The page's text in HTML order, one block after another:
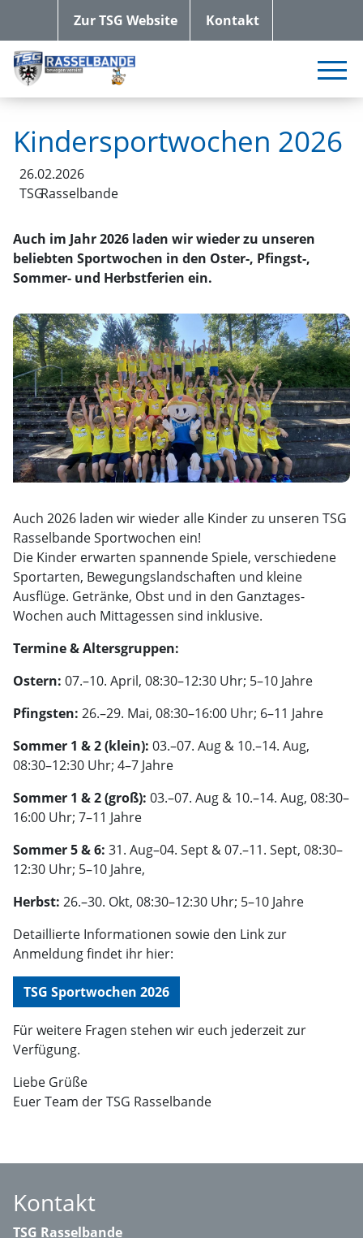
Zur TSG Website Kontakt
Kindersportwochen 2026
26.02.2026
TSGRasselbande
Auch im Jahr 2026 laden wir wieder zu unseren
beliebten Sportwochen in den Oster-, Pfingst-,
Sommer- und Herbstferien ein.
Auch 2026 laden wir wieder alle Kinder zu unseren TSG
Rasselbande Sportwochen ein!
Die Kinder erwarten spannende Spiele, verschiedene
Sportarten, Bewegungslandschaften und kleine
Ausflüge. Getränke, Obst und in den Ganztages-
Wochen auch Mittagessen sind inklusive.
Termine & Altersgruppen:
Ostern: 07.–10. April, 08:30–12:30 Uhr; 5–10 Jahre
Pfingsten: 26.–29. Mai, 08:30–16:00 Uhr; 6–11 Jahre
Sommer 1 & 2 (klein): 03.–07. Aug & 10.–14. Aug,
08:30–12:30 Uhr; 4–7 Jahre
Sommer 1 & 2 (groß): 03.–07. Aug & 10.–14. Aug, 08:30–
16:00 Uhr; 7–11 Jahre
Sommer 5 & 6: 31. Aug–04. Sept & 07.–11. Sept, 08:30–
12:30 Uhr; 5–10 Jahre,
Herbst: 26.–30. Okt, 08:30–12:30 Uhr; 5–10 Jahre
Detaillierte Informationen sowie den Link zur
Anmeldung findet ihr hier:
TSG Sportwochen 2026
Für weitere Fragen stehen wir euch jederzeit zur
Verfügung.
Liebe Grüße
Euer Team der TSG Rasselbande
Kontakt
TSG Rasselbande